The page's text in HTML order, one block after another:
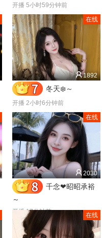
开播 5小时59分钟前
1892
在线
冬天❄️～
开播 2小时6分钟前
2030
在线
千念❤昭昭承裕
～
开播 17分钟前 在线